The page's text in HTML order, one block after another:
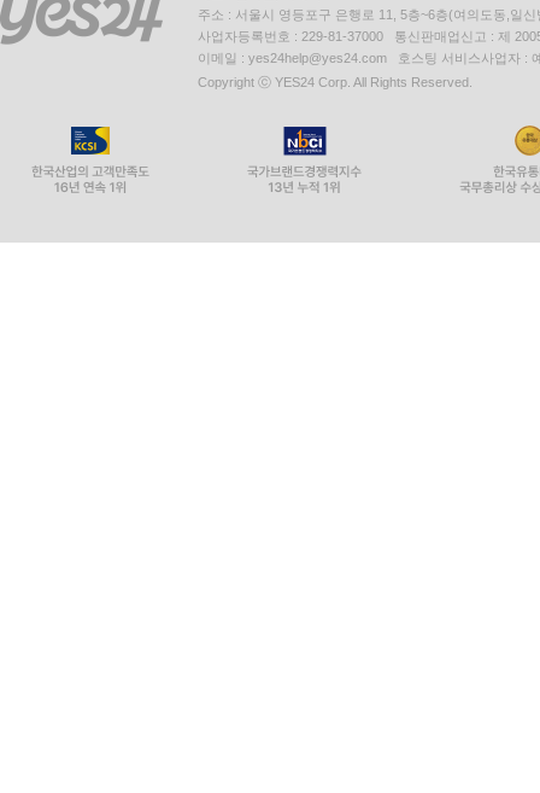
주소 : 서울시 영등포구 은행로 11, 5층~6층(여의도동,일신
사업자등록번호 : 229-81-37000 통신판매업신고 : 제
이메일 : yes24help@yes24.com 호스팅 서비스사업자 :
Copyright ⓒ YES24 Corp. All Rights Reserved.